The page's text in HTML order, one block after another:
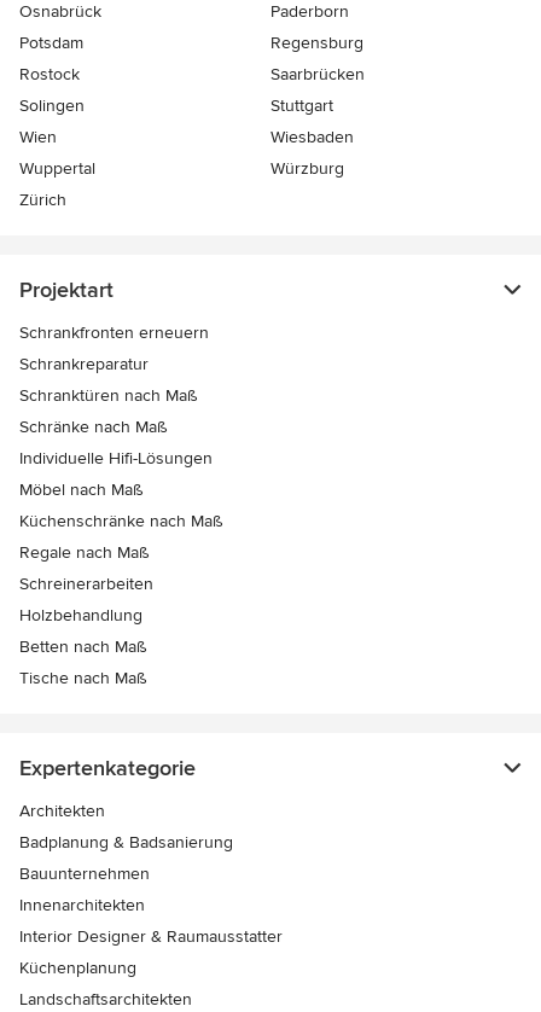
Osnabrück
Paderborn
Potsdam
Regensburg
Rostock
Saarbrücken
Solingen
Stuttgart
Wien
Wiesbaden
Wuppertal
Würzburg
Zürich
Projektart
Schrankfronten erneuern
Schrankreparatur
Schranktüren nach Maß
Schränke nach Maß
Individuelle Hifi-Lösungen
Möbel nach Maß
Küchenschränke nach Maß
Regale nach Maß
Schreinerarbeiten
Holzbehandlung
Betten nach Maß
Tische nach Maß
Expertenkategorie
Architekten
Badplanung & Badsanierung
Bauunternehmen
Innenarchitekten
Interior Designer & Raumausstatter
Küchenplanung
Landschaftsarchitekten